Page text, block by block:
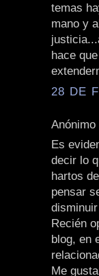
temas
mano y
hace
28 DE
Anónimo
Es
decir lo
hartos
pensar
Recién
blog, en
Me